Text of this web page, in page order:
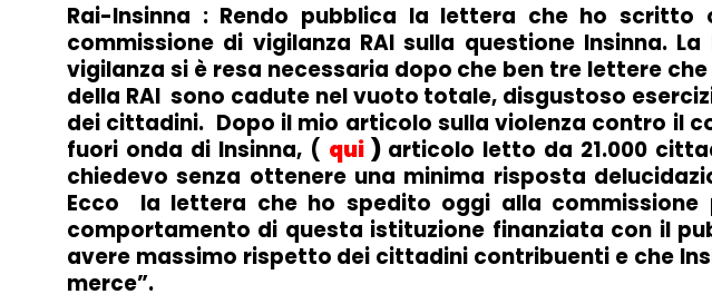
Rai-Insinna : Rendo pubblica la lettera che ho
commissione di vigilanza RAI sulla questione Insinna.
vigilanza si è resa necessaria dopo che ben tre lettere
della RAI sono cadute nel vuoto totale, disgustoso
dei cittadini. Dopo il mio articolo sulla violenza contro il
fuori onda di Insinna, ( qui ) articolo letto da 21.000
chiedevo senza ottenere una minima risposta
Ecco la lettera che ho spedito oggi alla
comportamento di questa istituzione finanziata con il
avere massimo rispetto dei cittadini contribuenti e che
merce”.